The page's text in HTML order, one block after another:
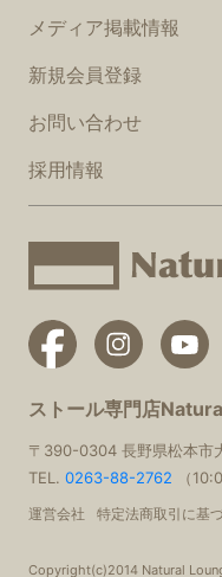
メディア掲載情報
新規会員登録
お問い合わせ
採用情報
ストール専門店
〒390-0304 長野県松本市
TEL. 0263-88-2762 （
運営会社 特定法商取引に基
Copyright(c)2014 Natural